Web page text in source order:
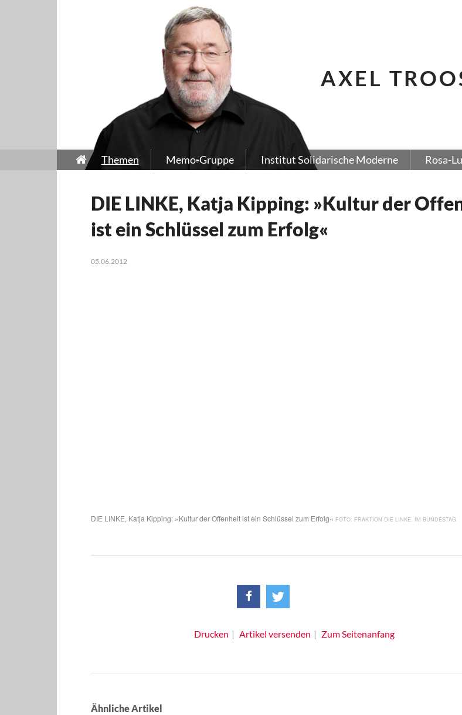
AXEL
Themen Memo-Gruppe Institut Solidarische Moderne Rosa-
DIE LINKE, Katja Kipping: »Kultur der
ist ein Schlüssel zum Erfolg«
05.06.2012
DIE LINKE, Katja Kipping: »Kultur der Offenheit ist ein Schlüssel zum Erfolg« FRAKTION DIE LINKE. IM BUNDESTAG
Drucken Artikel versenden Zum Seitenanfang
Ähnliche Artikel